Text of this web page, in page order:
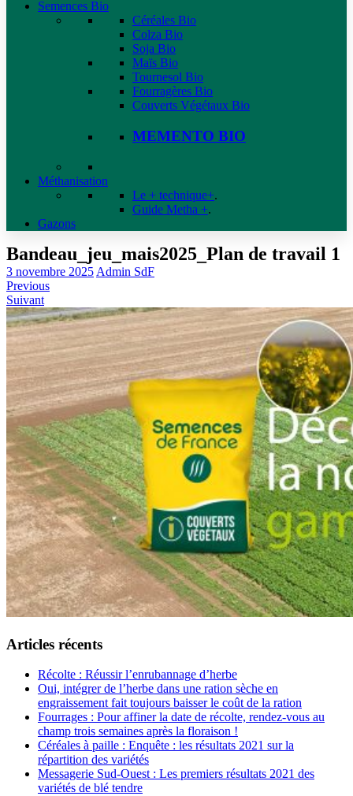
Semences Bio
Céréales Bio
Colza Bio
Soja Bio
Maïs Bio
Tournesol Bio
Fourragères Bio
Couverts Végétaux Bio
MEMENTO BIO
Méthanisation
Le + technique+.
Guide Metha +.
Gazons
Bandeau_jeu_mais2025_Plan de travail 1
3 novembre 2025 Admin SdF
Previous
Suivant
Articles récents
Récolte : Réussir l’enrubannage d’herbe
Oui, intégrer de l’herbe dans une ration sèche en
engraissement fait toujours baisser le coût de la ration
Fourrages : Pour affiner la date de récolte, rendez-vous au
champ trois semaines après la floraison !
Céréales à paille : Enquête : les résultats 2021 sur la
répartition des variétés
Messagerie Sud-Ouest : Les premiers résultats 2021 des
variétés de blé tendre